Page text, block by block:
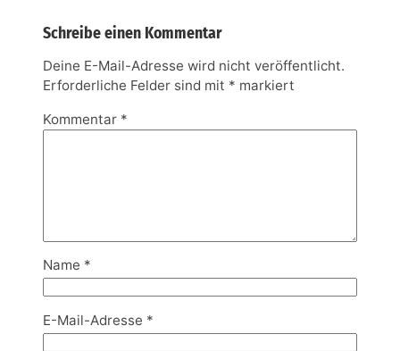
Schreibe einen Kommentar
Deine E-Mail-Adresse wird nicht veröffentlicht.
Erforderliche Felder sind mit * markiert
Kommentar *
Name *
E-Mail-Adresse *